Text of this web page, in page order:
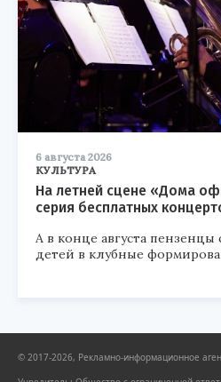
6 августа 2026
КУЛЬТУРА
На летней сцене «Дома
серия бесплатных
А в конце августа пензенцы
детей в клубные
© 2017-2026, Рекламно-информационное